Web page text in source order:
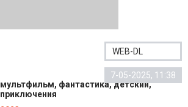
WEB-DL
7-05-2025, 11:38
мультфильм, фантастика, детский,
приключения